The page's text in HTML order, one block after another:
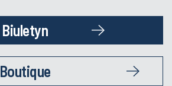
Biuletyn
Boutique